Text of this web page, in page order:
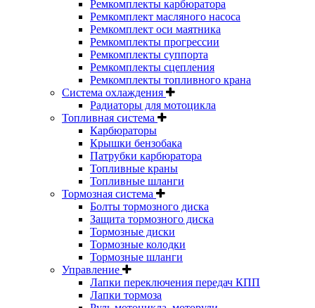
Ремкомплекты карбюратора
Ремкомплект масляного насоса
Ремкомплект оси маятника
Ремкомплекты прогрессии
Ремкомплекты суппорта
Ремкомплекты сцепления
Ремкомплекты топливного крана
Система охлаждения
Радиаторы для мотоцикла
Топливная система
Карбюраторы
Крышки бензобака
Патрубки карбюратора
Топливные краны
Топливные шланги
Тормозная система
Болты тормозного диска
Защита тормозного диска
Тормозные диски
Тормозные колодки
Тормозные шланги
Управление
Лапки переключения передач КПП
Лапки тормоза